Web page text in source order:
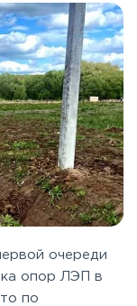
очереди
опор ЛЭП в
по